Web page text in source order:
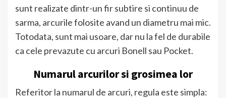
sunt realizate dintr-un fir subtire si continuu de
sarma, arcurile folosite avand un diametru mai mic.
Totodata, sunt mai usoare, dar nu la fel de durabile
ca cele prevazute cu arcuri Bonell sau Pocket.
Numarul arcurilor si grosimea lor
Referitor la numarul de arcuri, regula este simpla: